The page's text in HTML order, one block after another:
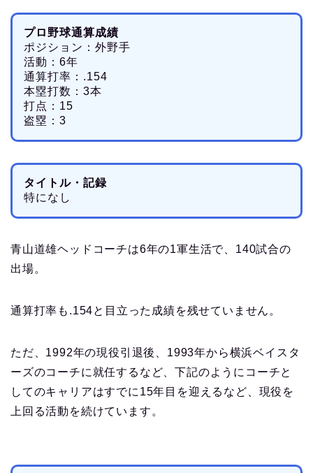
プロ野球通算成績
ポジション：外野手
活動：6年
通算打率：.154
本塁打数：3本
打点：15
盗塁：3
タイトル・記録
特になし
青山道雄ヘッドコーチは6年の1軍生活で、140試合の
出場。
通算打率も.154と目立った成績を残せていません。
ただ、1992年の現役引退後、1993年から横浜ベイスタ
ーズのコーチに就任するなど、下記のようにコーチと
してのキャリアはすでに15年目を迎えるなど、現役を
上回る活動を続けています。